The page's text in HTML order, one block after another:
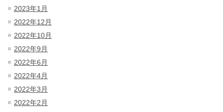
2023年1月
2022年12月
2022年10月
2022年9月
2022年6月
2022年4月
2022年3月
2022年2月